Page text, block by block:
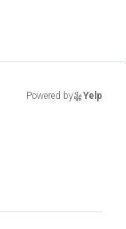
Powered by Yelp